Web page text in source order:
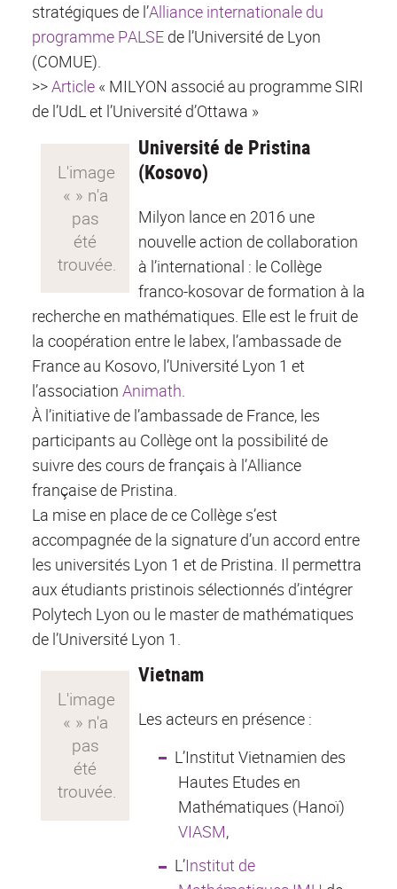
stratégiques de l’Alliance internationale du
programme PALSE de l’Université de Lyon
(COMUE).
>>Article « MILYON associé au programme SIRI
de l’UdL et l’Université d’Ottawa »
Université de Pristina
(Kosovo)
Milyon lance en 2016 une
nouvelle action de collaboration
à l’international : le Collège
franco-kosovar de formation à la
recherche en mathématiques. Elle est le fruit de
la coopération entre le labex, l’ambassade de
France au Kosovo, l’Université Lyon 1 et
l’association Animath
À l’initiative de l’ambassade de France, les
participants au Collège ont la possibilité de
suivre des cours de français à l’Alliance
française de Pristina.
La mise en place de ce Collège s’est
accompagnée de la signature d’un accord entre
les universités Lyon 1 et de Pristina. Il permettra
aux étudiants pristinois sélectionnés d’intégrer
Polytech Lyon ou le master de mathématiques
de l’Université Lyon 1.
Vietnam
Les acteurs en présence :
L’Institut Vietnamien des
Hautes Etudes en
Mathématiques (Hanoï)
VIASM,
L’Institut de